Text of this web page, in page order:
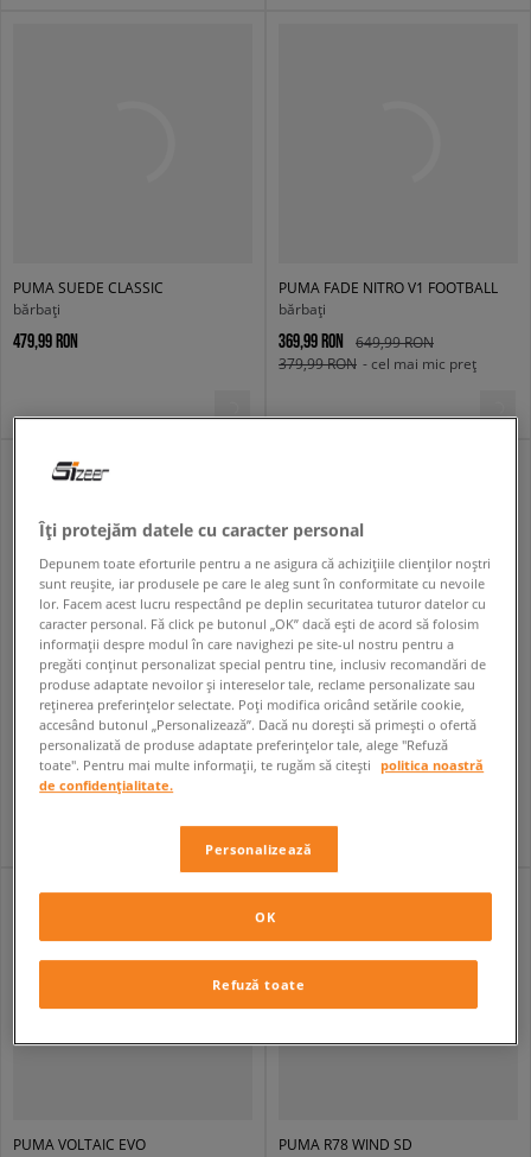
PUMA SUEDE CLASSIC
bărbați
479,99 RON
PUMA FADE NITRO V1 FOOTBALL
bărbați
369,99 RON
649,99 RON
379,99 RON - cel mai mic preț
PUMA R78 WIND SD
229,99 RON
419,99 RON
249,99 RON - cel mai mic preț
PUMA FADE NITRO LS
bărbați
389,99 RON
619,99 RON
PUMA VOLTAIC EVO
PUMA R78 WIND SD
Îți protejăm datele cu caracter personal
Depunem toate eforturile pentru a ne asigura că achizițiile clienților noștri
sunt reușite, iar produsele pe care le aleg sunt în conformitate cu nevoile
lor. Facem acest lucru respectând pe deplin securitatea tuturor datelor cu
caracter personal. Fă click pe butonul „OK” dacă ești de acord să folosim
informații despre modul în care navighezi pe site-ul nostru pentru a
pregăti conținut personalizat special pentru tine, inclusiv recomandări de
produse adaptate nevoilor și intereselor tale, reclame personalizate sau
reținerea preferințelor selectate. Poți modifica oricând setările cookie,
accesând butonul „Personalizează”. Dacă nu dorești să primești o ofertă
personalizată de produse adaptate preferințelor tale, alege "Refuză
toate". Pentru mai multe informații, te rugăm să citești
politica noastră
de confidențialitate.
Personalizează
Refuză toate
OK